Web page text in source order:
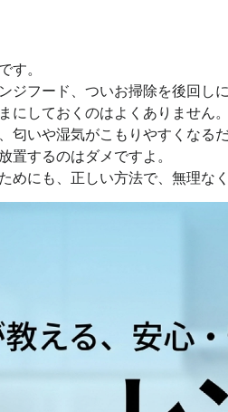
す。
ジフード、ついお掃除を後回し
にしておくのはよくありません。
匂いや湿気がこもりやすくなる
置するのはダメですよ。
めにも、正しい方法で、無理な